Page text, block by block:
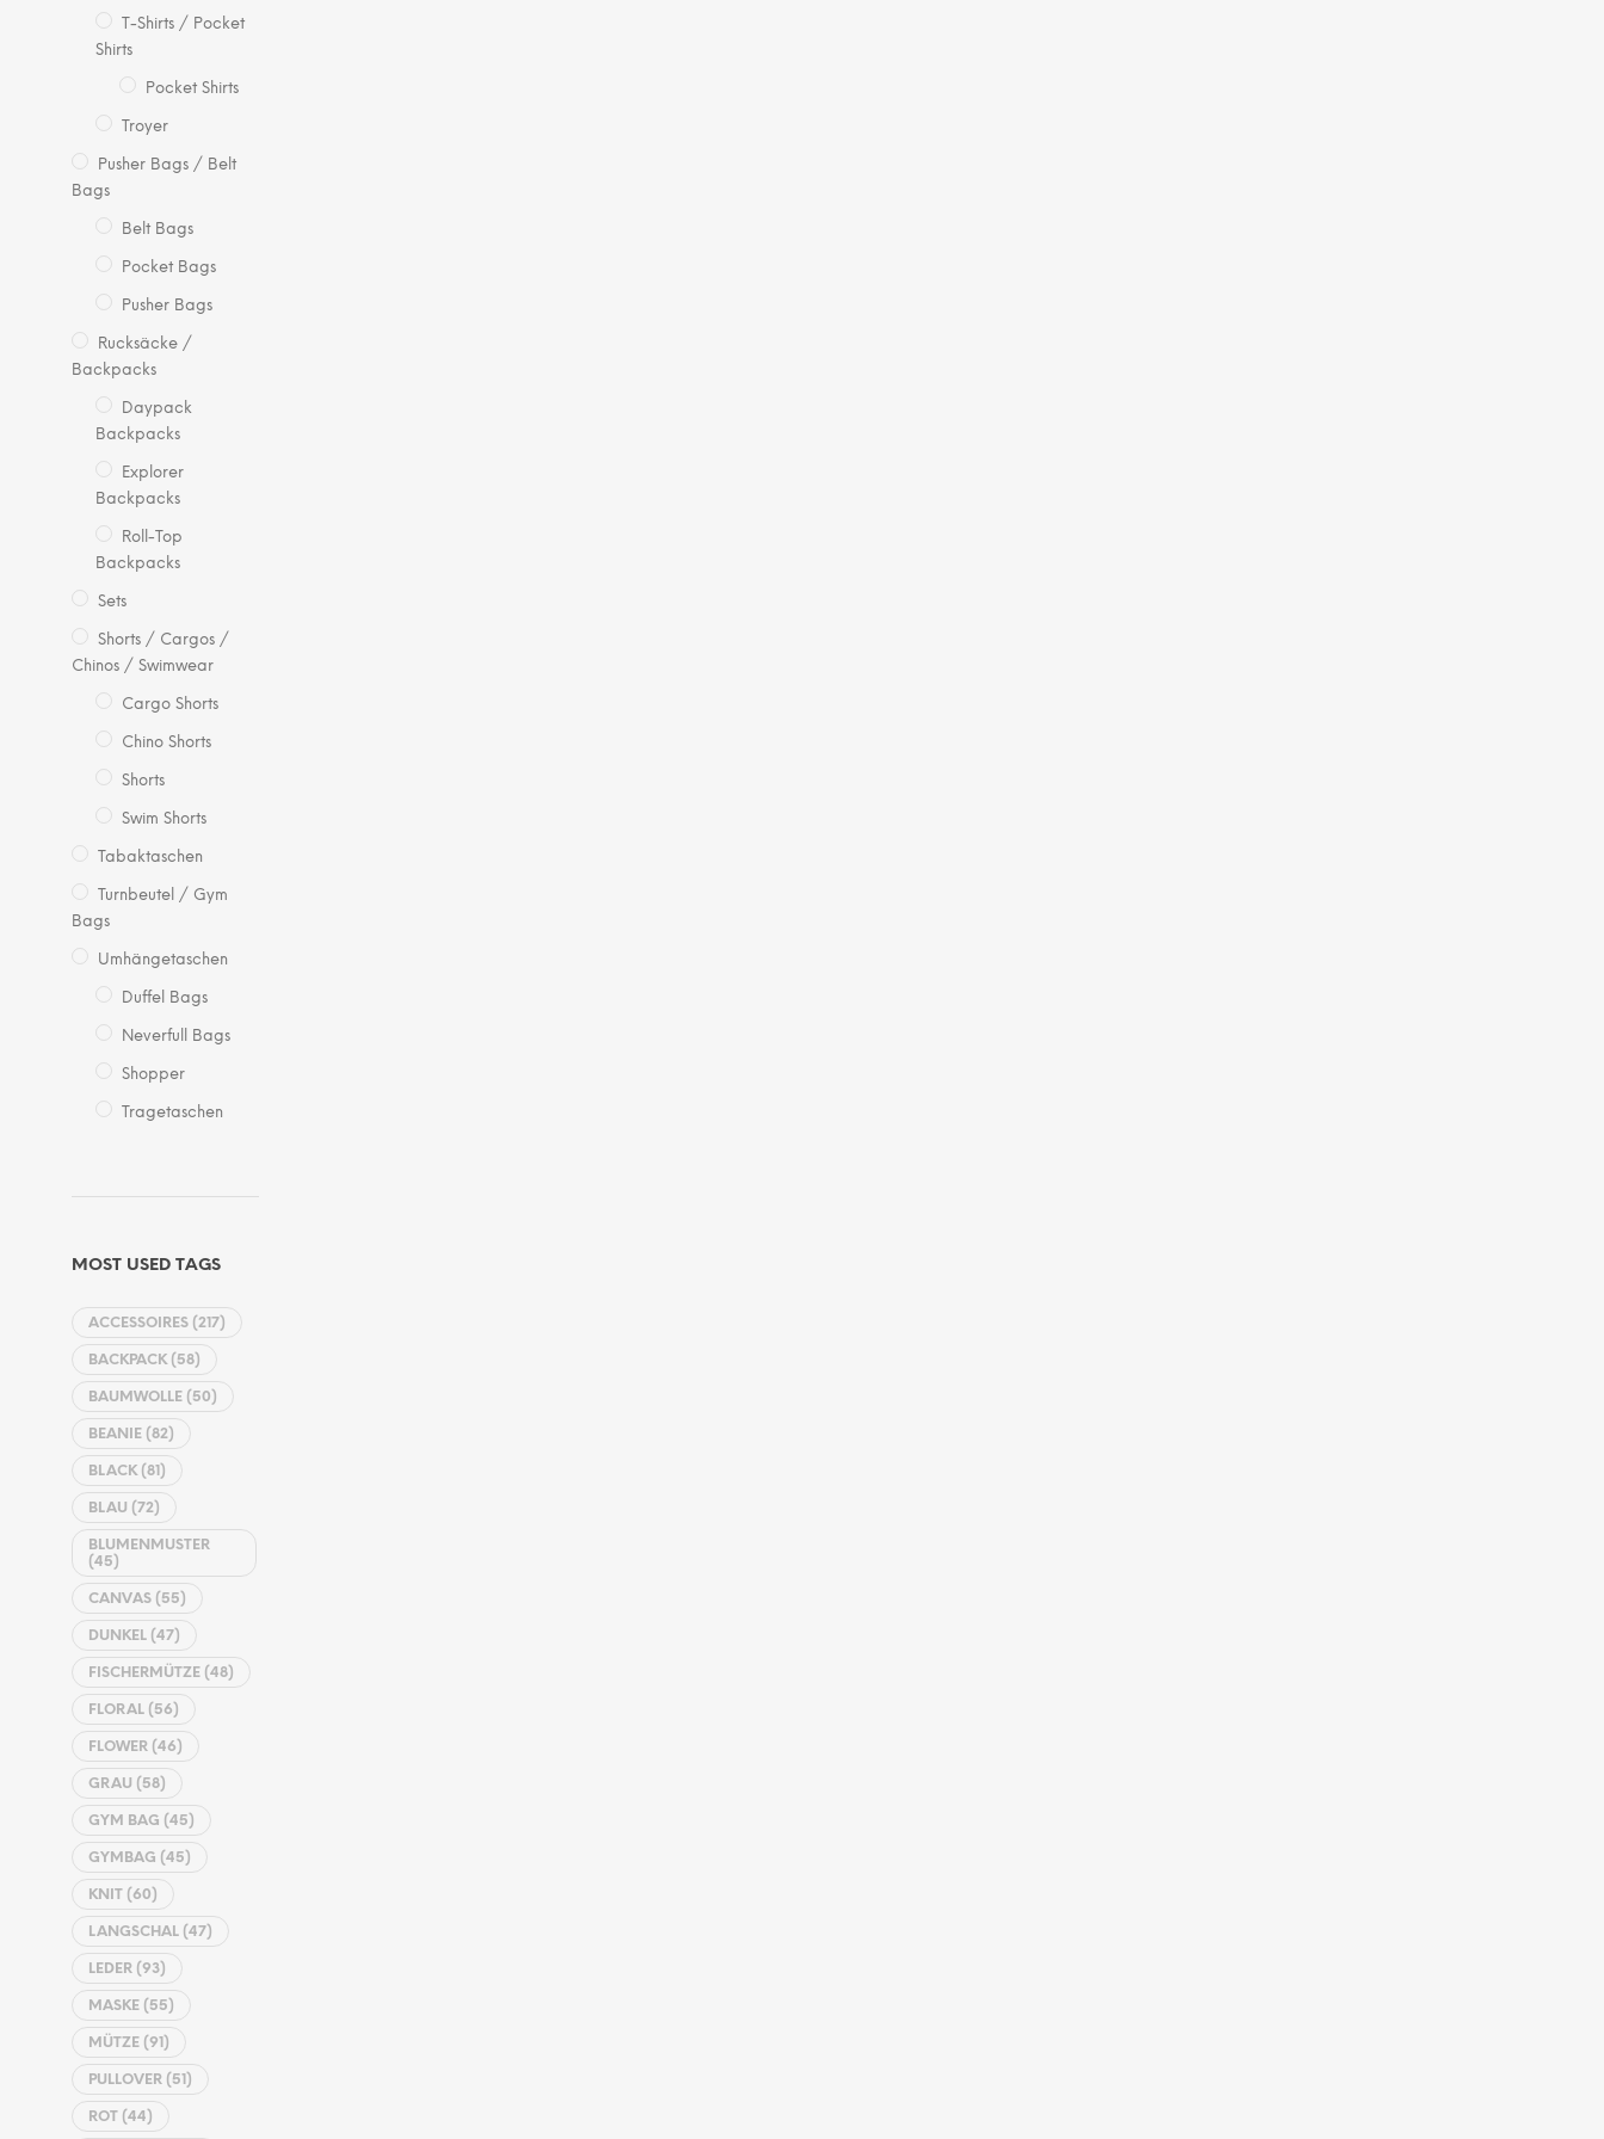
T-Shirts / Pocket
Shirts
Pocket Shirts
Troyer
Pusher Bags / Belt
Bags
Belt Bags
Pocket Bags
Pusher Bags
Rucksäcke /
Backpacks
Daypack
Backpacks
Explorer
Backpacks
Roll-Top
Backpacks
Sets
Shorts / Cargos /
Chinos / Swimwear
Cargo Shorts
Chino Shorts
Shorts
Swim Shorts
Tabaktaschen
Turnbeutel / Gym
Bags
Umhängetaschen
Duffel Bags
Neverfull Bags
Shopper
Tragetaschen
MOST USED TAGS
ACCESSOIRES (217)
BACKPACK(58)
BAUMWOLLE (50)
BEANIE (82)
BLACK(81)
BLAU (72)
BLUMENMUSTER
(45)
CANVAS (55)
DUNKEL (47)
FISCHERMÜTZE (48)
FLORAL (56)
FLOWER (46)
GRAU (58)
GYM BAG (45)
GYMBAG (45)
KNIT (60)
LANGSCHAL (47)
LEDER (93)
MASKE (55)
MÜTZE (91)
PULLOVER (51)
ROT (44)